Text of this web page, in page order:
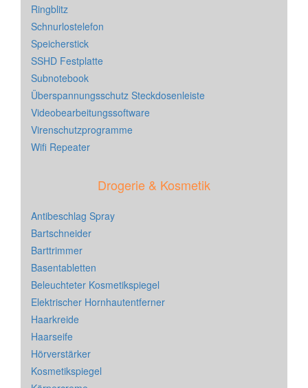
Ringblitz
Schnurlostelefon
Speicherstick
SSHD Festplatte
Subnotebook
Überspannungsschutz Steckdosenleiste
Videobearbeitungssoftware
Virenschutzprogramme
Wifi Repeater
Drogerie & Kosmetik
Antibeschlag Spray
Bartschneider
Barttrimmer
Basentabletten
Beleuchteter Kosmetikspiegel
Elektrischer Hornhautentferner
Haarkreide
Haarseife
Hörverstärker
Kosmetikspiegel